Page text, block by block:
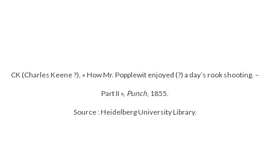
CK (Charles Keene ?), « How Mr. Popplewit enjoyed (?) a day’s rook shooting. –
Part II », Punch , 1855.
Source : Heidelberg University Library.